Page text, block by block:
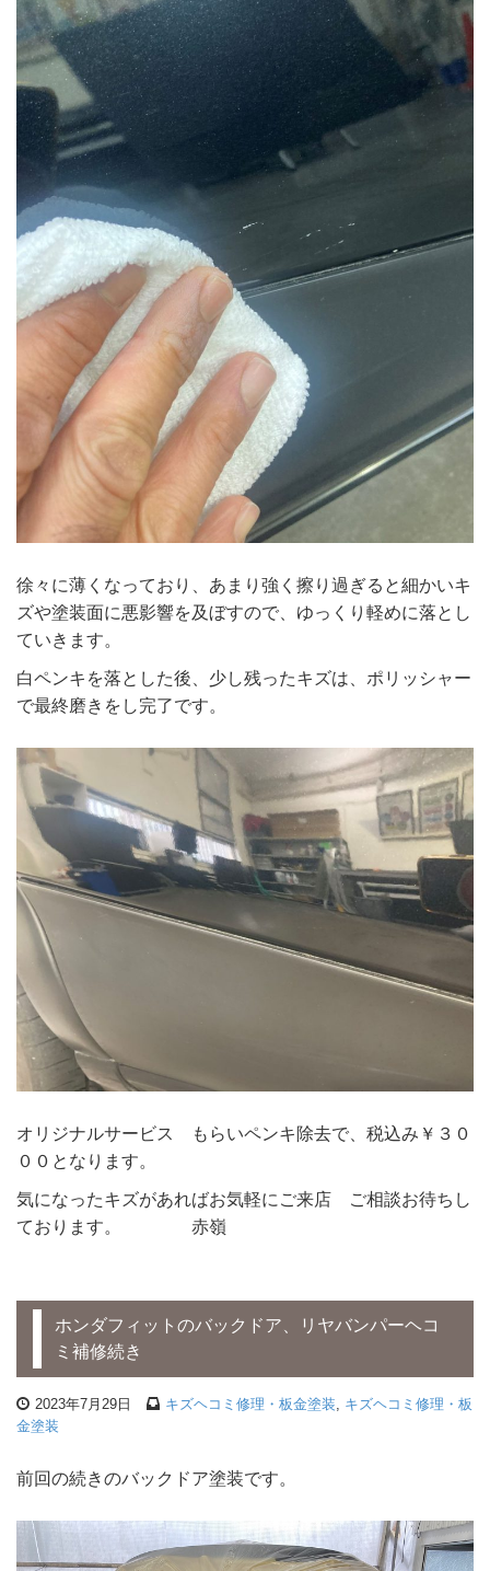
徐々に薄くなっており、あまり強く擦り過ぎると細かいキ
ズや塗装面に悪影響を及ぼすので、ゆっくり軽めに落とし
ていきます。
白ペンキを落とした後、少し残ったキズは、ポリッシャー
で最終磨きをし完了です。
オリジナルサービス もらいペンキ除去で、税込み￥３０
００となります。
気になったキズがあればお気軽にご来店 ご相談お待ちし
ております。 赤嶺
ホンダフィットのバックドア、リヤバンパーヘコ
ミ補修続き
2023年7月29日 キズヘコミ修理・板金塗装
キズヘコミ修理・板
金塗装
前回の続きのバックドア塗装です。